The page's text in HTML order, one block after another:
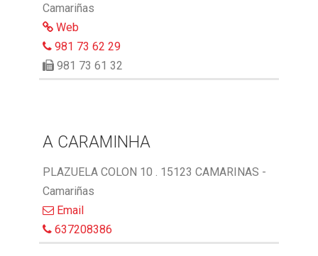
Camariñas
Web
981 73 62 29
981 73 61 32
A CARAMINHA
PLAZUELA COLON 10 . 15123 CAMARINAS -
Camariñas
Email
637208386